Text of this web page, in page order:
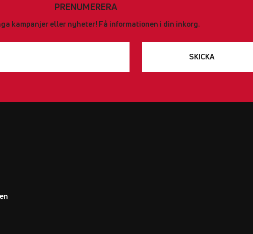
PRENUMERERA
kampanjer eller nyheter! Få informationen i din inkorg.
SKICKA